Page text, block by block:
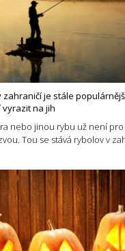
zahraničí je stále
vyrazit na jih
nebo jinou rybu už není pro
Tou se stává rybolov v